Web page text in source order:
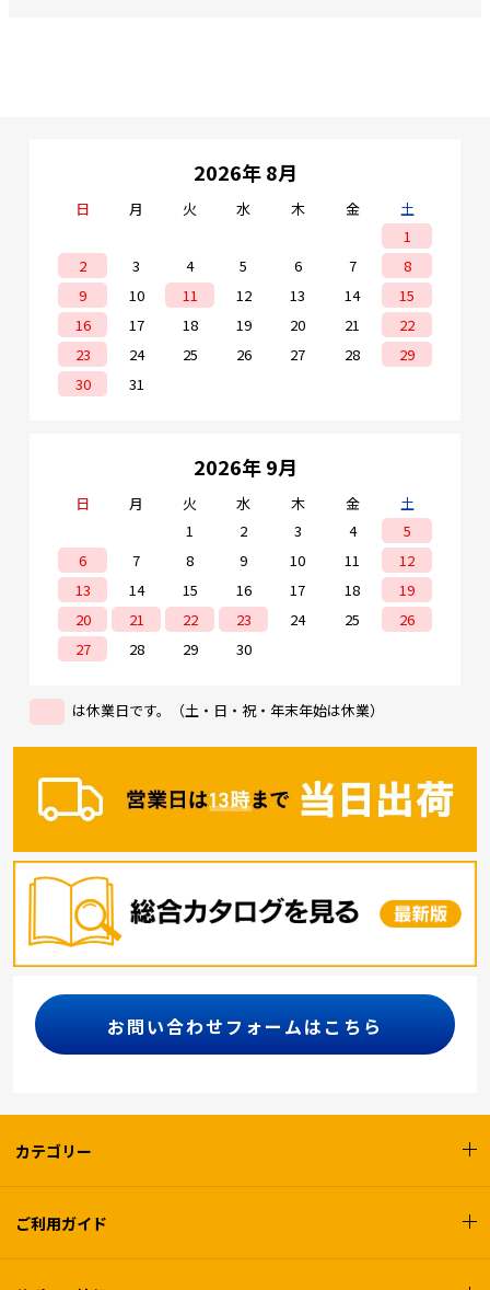
2026年 8月
日 月 火 水 木 金
土
1
2
3 4 5 6 7
8
9
10 11 12 13 14
15
16
17 18 19 20 21
22
23
24 25 26 27 28
29
30
31
2026年 9月
日 月 火 水 木 金
土
1
2 3 4
5
6
7 8 9 10 11
12
13
14 15 16 17 18
19
20
21 22 23 24 25
26
27
28 29 30
は休業日です。（土・日・祝・年末年始は休業）
お問い合わせフォームはこちら
カテゴリー
ご利用ガイド